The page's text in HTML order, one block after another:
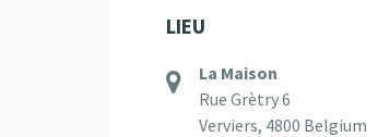
LIEU
La Maison
Rue Grètry 6
Verviers, 4800 Belgium